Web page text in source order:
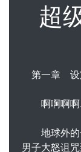
超
第一章 设
啊啊啊
地球外的
男子大怒诅